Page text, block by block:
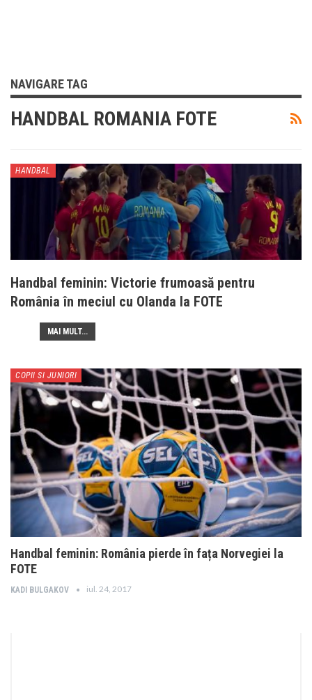
NAVIGARE TAG
HANDBAL ROMANIA FOTE
HANDBAL
Handbal feminin: Victorie frumoasă pentru
România în meciul cu Olanda la FOTE
MAI MULT...
COPII SI JUNIORI
Handbal feminin: România pierde în fața Norvegiei la
FOTE
KADI BULGAKOV iul. 24, 2017